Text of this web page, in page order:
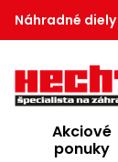
Náhradné diely
Akciové
ponuky